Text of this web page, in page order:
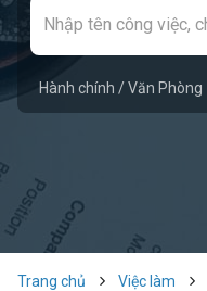
Hành chính / Văn Phòng
Trang chủ Việc làm